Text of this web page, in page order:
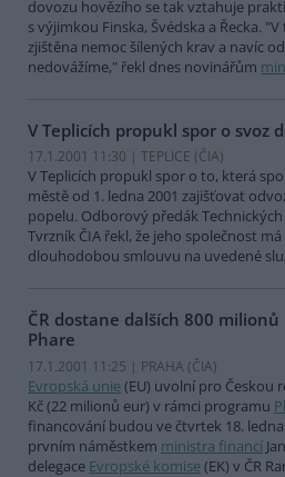
dovozu hovězího se tak vztahuje
s výjimkou Finska, Švédska a Řecka.
zjištěna nemoc šílených krav a navíc
nedovážíme," řekl dnes novinářům
V Teplicích propukl spor o svoz
17.1.2001 11:30 | TEPLICE (ČIA)
V Teplicích propukl spor o to, která
městě od 1. ledna 2001 zajišťovat
popelu. Odborový předák Technických
Tvrzník ČIA řekl, že jeho společnost má
dlouhodobou smlouvu na uvedené
ČR dostane dalších 800 milionů
Phare
17.1.2001 11:25 | PRAHA (ČIA)
Evropská unie(EU) uvolní pro Českou
Kč (22 milionů eur) v rámci programu
financování budou ve čtvrtek 18.
prvním náměstkem ministra financí
delegace Evropské komise(EK) v ČR